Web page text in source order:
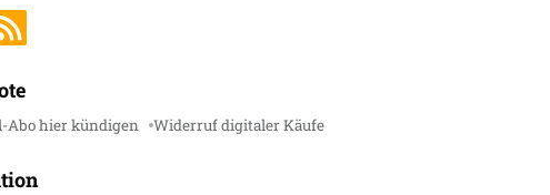
Abo hier kündigen Widerruf digitaler Käufe